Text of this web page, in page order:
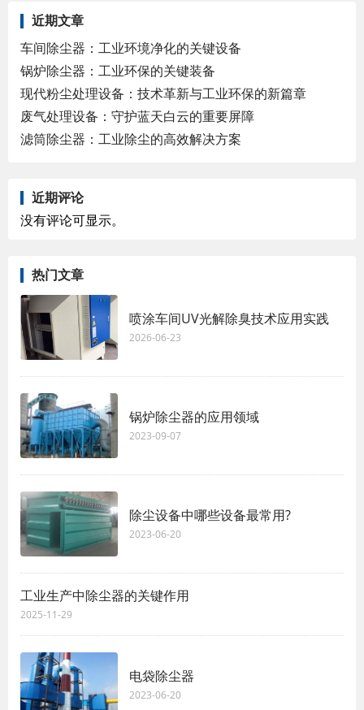
近期文章
车间除尘器：工业环境净化的关键设备
锅炉除尘器：工业环保的关键装备
现代粉尘处理设备：技术革新与工业环保的新篇章
废气处理设备：守护蓝天白云的重要屏障
滤筒除尘器：工业除尘的高效解决方案
近期评论
没有评论可显示。
热门文章
喷涂车间UV光解除臭技术应用实践
2026-06-23
锅炉除尘器的应用领域
2023-09-07
除尘设备中哪些设备最常用?
2023-06-20
工业生产中除尘器的关键作用
2025-11-29
电袋除尘器
2023-06-20